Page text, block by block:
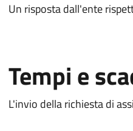
Un risposta dall'ente
Tempi e
L'invio della richiesta di